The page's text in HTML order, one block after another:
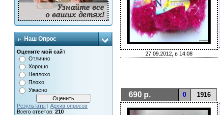
Наш Опрос
Оцените мой сайт
Отлично
Хорошо
Неплохо
Плохо
Ужасно
Результаты |Архив опросов
Всего ответов:210
27.09.2012, в 14:08
690 р. 0 1916